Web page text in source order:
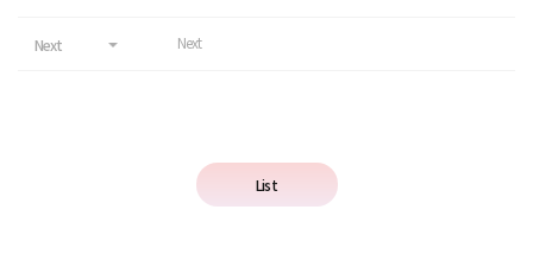
Next Next
List